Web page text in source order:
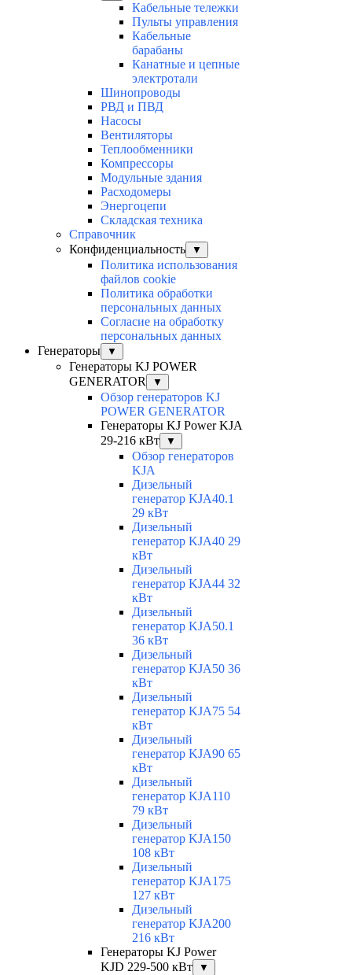
Кабельные тележки
Пульты управления
Кабельные
барабаны
Канатные и цепные
электротали
Шинопроводы
РВД и ПВД
Насосы
Вентиляторы
Теплообменники
Компрессоры
Модульные здания
Расходомеры
Энергоцепи
Складская техника
Справочник
Конфиденциальность
▼
Политика использования
файлов cookie
Политика обработки
персональных данных
Согласие на обработку
персональных данных
Генераторы
▼
Генераторы KJ POWER
GENERATOR
▼
Обзор генераторов KJ
POWER GENERATOR
Генераторы KJ Power KJA
29-216 кВт
▼
Обзор генераторов
KJA
Дизельный
генератор KJA40.1
29 кВт
Дизельный
генератор KJA40 29
кВт
Дизельный
генератор KJA44 32
кВт
Дизельный
генератор KJA50.1
36 кВт
Дизельный
генератор KJA50 36
кВт
Дизельный
генератор KJA75 54
кВт
Дизельный
генератор KJA90 65
кВт
Дизельный
генератор KJA110
79 кВт
Дизельный
генератор KJA150
108 кВт
Дизельный
генератор KJA175
127 кВт
Дизельный
генератор KJA200
216 кВт
Генераторы KJ Power
KJD 229-500 кВт
▼